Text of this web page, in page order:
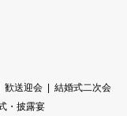
歓送迎会
結婚式二次会
・披露宴